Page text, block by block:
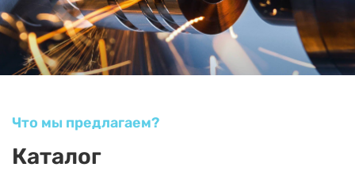
Что мы предлагаем?
Каталог